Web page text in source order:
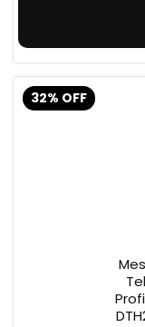
32% OFF